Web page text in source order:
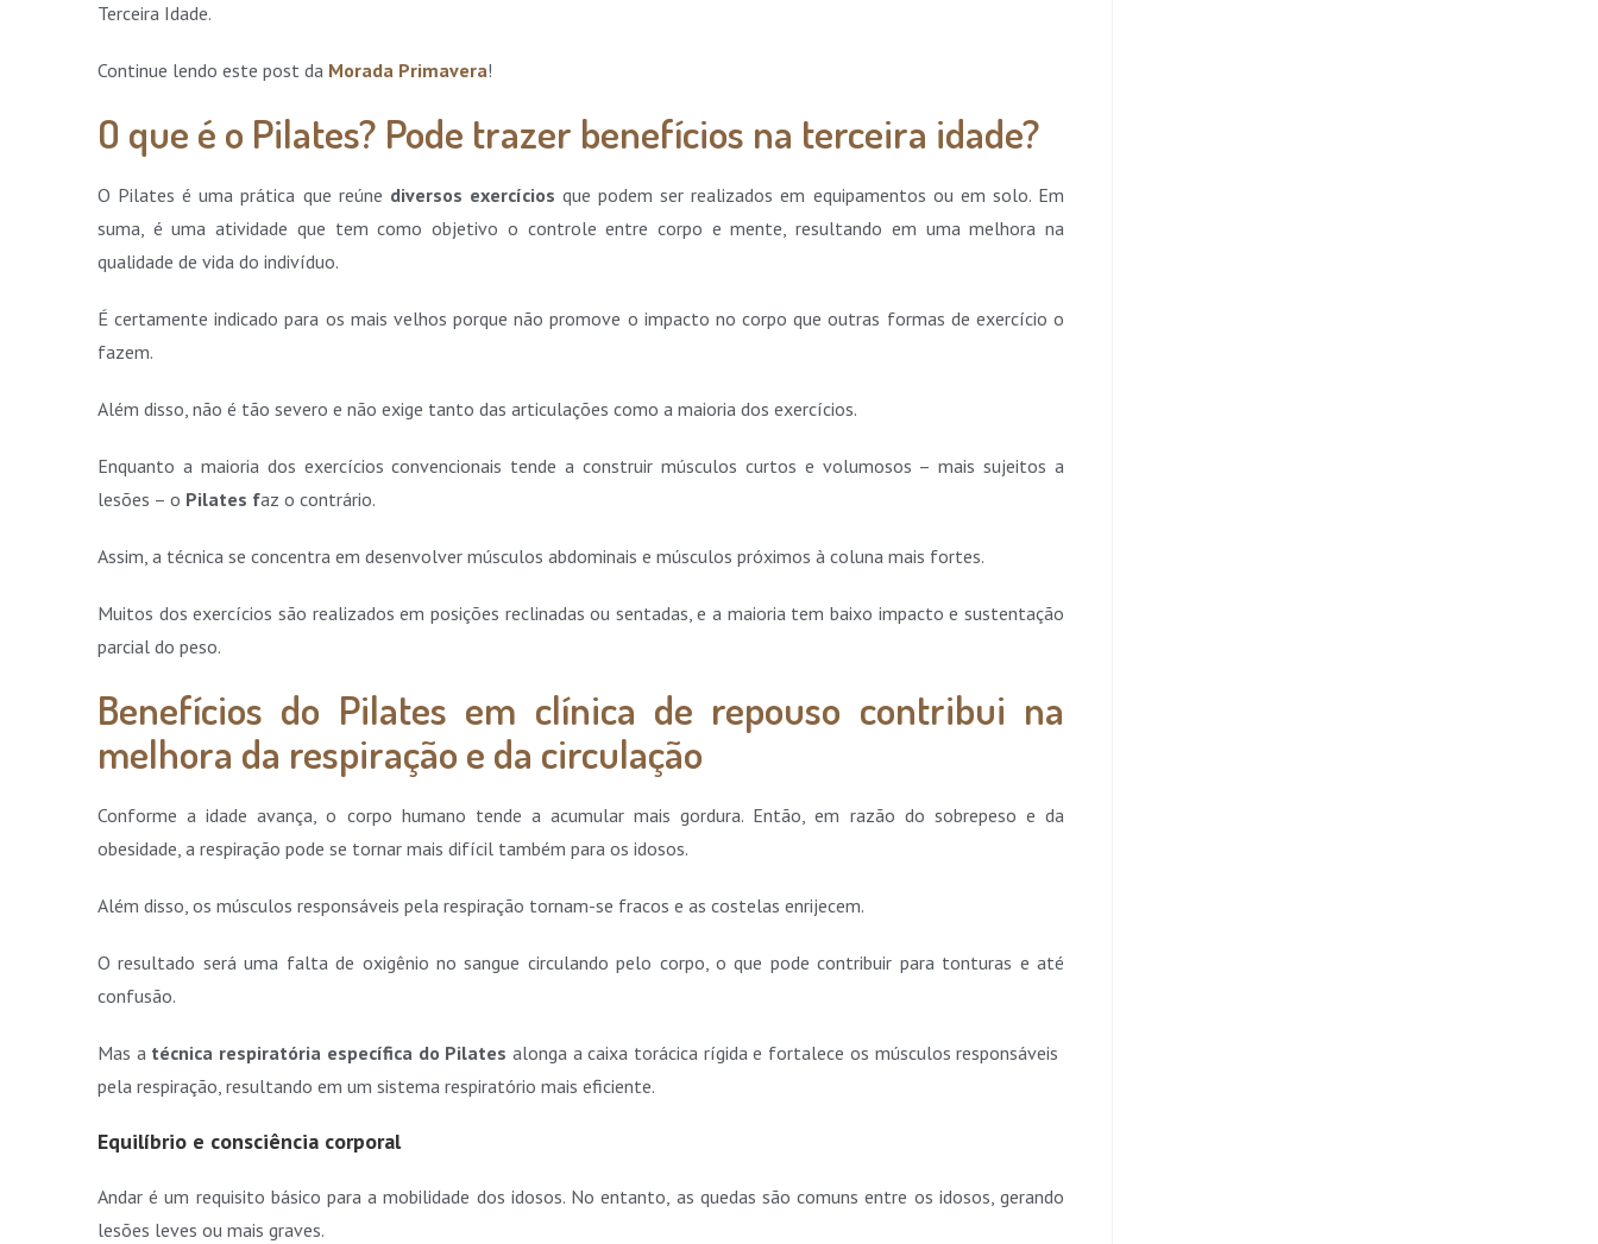
Terceira Idade.
Continue lendo este post da Morada Primavera!
O que é o Pilates? Pode trazer benefícios na terceira idade?
O Pilates é uma prática que reúne diversos exercíciosque podem ser realizados em equipamentos ou em solo. Em
suma, é uma atividade que tem como objetivo o controle entre corpo e mente, resultando em uma melhora na
qualidade de vida do indivíduo.
É certamente indicado para os mais velhos porque não promove o impacto no corpo que outras formas de exercício o
fazem.
Além disso, não é tão severo e não exige tanto das articulações como a maioria dos exercícios.
Enquanto a maioria dos exercícios convencionais tende a construir músculos curtos e volumosos – mais sujeitos a
lesões – o Pilates faz o contrário.
Assim, a técnica se concentra em desenvolver músculos abdominais e músculos próximos à coluna mais fortes.
Muitos dos exercícios são realizados em posições reclinadas ou sentadas, e a maioria tem baixo impacto e sustentação
parcial do peso.
Benefícios do Pilates em clínica de repouso contribui na
melhora da respiração e da circulação
Conforme a idade avança, o corpo humano tende a acumular mais gordura. Então, em razão do sobrepeso e da
obesidade, a respiração pode se tornar mais difícil também para os idosos.
Além disso, os músculos responsáveis ​​pela respiração tornam-se fracos e as costelas enrijecem.
O resultado será uma falta de oxigênio no sangue circulando pelo corpo, o que pode contribuir para tonturas e até
confusão.
Mas atécnica respiratória específica do Pilates alonga a caixa torácica rígida e fortalece os músculos responsáveis ​​
pela respiração, resultando em um sistema respiratório mais eficiente.
Equilíbrio e consciência corporal
Andar é um requisito básico para a mobilidade dos idosos. No entanto, as quedas são comuns entre os idosos, gerando
lesões leves ou mais graves.